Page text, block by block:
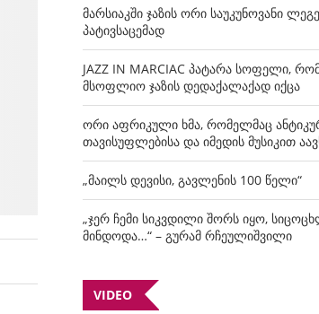
მარსიაკში ჯაზის ორი საუკუნოვანი
პატივსაცემად
JAZZ IN MARCIAC პატარა სოფელი,
მსოფლიო ჯაზის დედაქალაქად იქცა
ორი აფრიკული ხმა, რომელმაც
თავისუფლებისა და იმედის მუსიკით
„მაილს დევისი, გავლენის 100 წელი“
„ჯერ ჩემი სიკვდილი შორს იყო,
მინდოდა…“ – გურამ რჩეულიშვილი
VIDEO